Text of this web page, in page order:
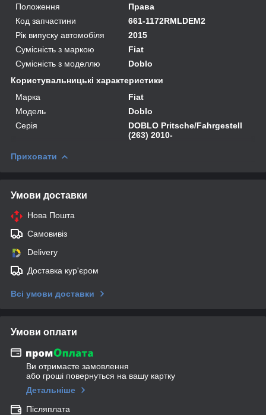
Положення
Права
Код запчастини
661-1172RMLDEM2
Рік випуску автомобіля
2015
Сумісність з маркою
Fiat
Сумісність з моделлю
Doblo
Користувальницькі характеристики
Марка
Fiat
Модель
Doblo
Серія
DOBLO Pritsche/Fahrgestell
(263) 2010-
Приховати
Умови доставки
Нова Пошта
Самовивіз
Delivery
Доставка кур'єром
Всі умови доставки
Умови оплати
Ви отримаєте замовлення
або гроші повернуться на вашу картку
Детальніше
Післяплата